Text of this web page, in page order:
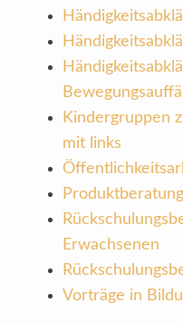
Kindergruppen
mit links
Produktberatung
Erwachsenen
Vorträge in